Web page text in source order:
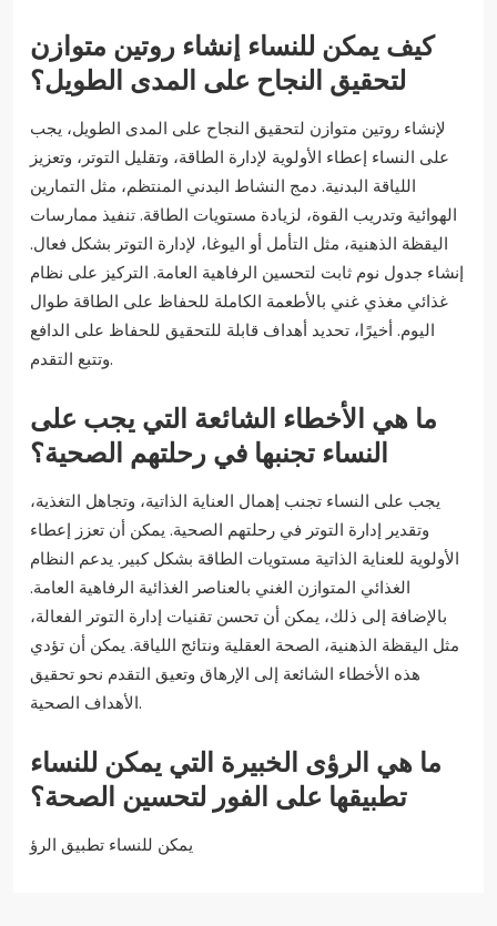
كيف يمكن للنساء إنشاء روتين متوازن
لتحقيق النجاح على المدى الطويل؟
لإنشاء روتين متوازن لتحقيق النجاح على المدى الطويل، يجب
على النساء إعطاء الأولوية لإدارة الطاقة، وتقليل التوتر، وتعزيز
اللياقة البدنية. دمج النشاط البدني المنتظم، مثل التمارين
الهوائية وتدريب القوة، لزيادة مستويات الطاقة. تنفيذ ممارسات
اليقظة الذهنية، مثل التأمل أو اليوغا، لإدارة التوتر بشكل فعال.
إنشاء جدول نوم ثابت لتحسين الرفاهية العامة. التركيز على نظام
غذائي مغذي غني بالأطعمة الكاملة للحفاظ على الطاقة طوال
اليوم. أخيرًا، تحديد أهداف قابلة للتحقيق للحفاظ على الدافع
وتتبع التقدم.
ما هي الأخطاء الشائعة التي يجب على
النساء تجنبها في رحلتهم الصحية؟
يجب على النساء تجنب إهمال العناية الذاتية، وتجاهل التغذية،
وتقدير إدارة التوتر في رحلتهم الصحية. يمكن أن تعزز إعطاء
الأولوية للعناية الذاتية مستويات الطاقة بشكل كبير. يدعم النظام
الغذائي المتوازن الغني بالعناصر الغذائية الرفاهية العامة.
بالإضافة إلى ذلك، يمكن أن تحسن تقنيات إدارة التوتر الفعالة،
مثل اليقظة الذهنية، الصحة العقلية ونتائج اللياقة. يمكن أن تؤدي
هذه الأخطاء الشائعة إلى الإرهاق وتعيق التقدم نحو تحقيق
الأهداف الصحية.
ما هي الرؤى الخبيرة التي يمكن للنساء
تطبيقها على الفور لتحسين الصحة؟
يمكن للنساء تطبيق الرؤ